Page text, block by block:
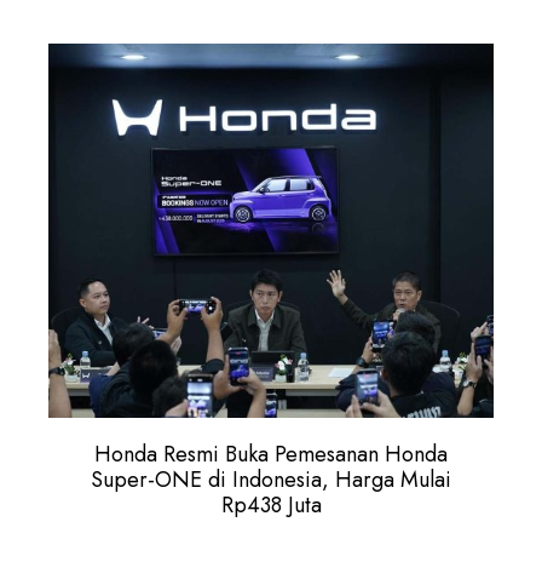
Honda Resmi Buka Pemesanan Honda
Super-ONE di Indonesia, Harga Mulai
Rp438 Juta